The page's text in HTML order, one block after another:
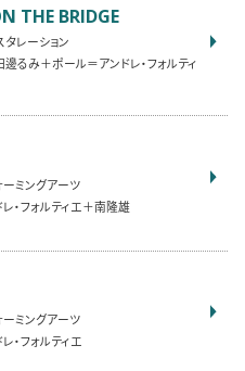
THE BRIDGE
タレーション
るみ＋ポール＝アンドレ・フォルティ
ーミングアーツ
・フォルティエ＋南隆雄
ーミングアーツ
・フォルティエ